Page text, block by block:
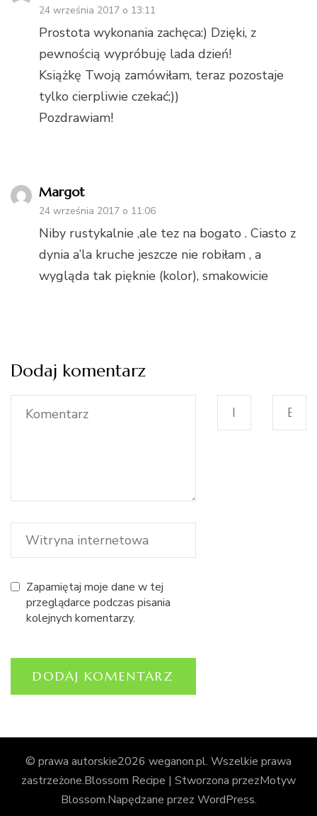
24 września 2017 o 13:11
Prostota wykonania zachęca:) Dzięki, z
pewnością wypróbuję lada dzień!
Książkę Twoją zamówiłam, teraz pozostaje
tylko cierpliwie czekać;))
Pozdrawiam!
Margot
24 września 2017 o 11:06
Niby rustykalnie ,ale tez na bogato . Ciasto z
dynia a’la kruche jeszcze nie robiłam , a
wygląda tak pięknie (kolor), smakowicie
Dodaj komentarz
Zapamiętaj moje dane w tej
przeglądarce podczas pisania
kolejnych komentarzy.
© prawa autorskie2026 weganon.pl. Wszelkie prawa
zastrzeżone.Blossom Recipe | Stworzona przezMotyw
Blossom.Napędzane przez WordPress.